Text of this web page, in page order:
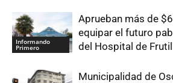
Informando
Primero
Aprueban más de
equipar el futuro
del Hospital de
Municipalidad de